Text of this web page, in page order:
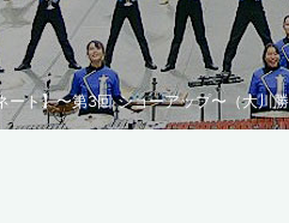
ート】〜第3回 ショーアップ〜（大川勝